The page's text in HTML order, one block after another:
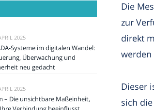
Die
zur
direkt
Dieser
sich
2025
Systeme im digitalen Wandel:
Überwachung und
neu gedacht
2025
– Die unsichtbare Maßeinheit,